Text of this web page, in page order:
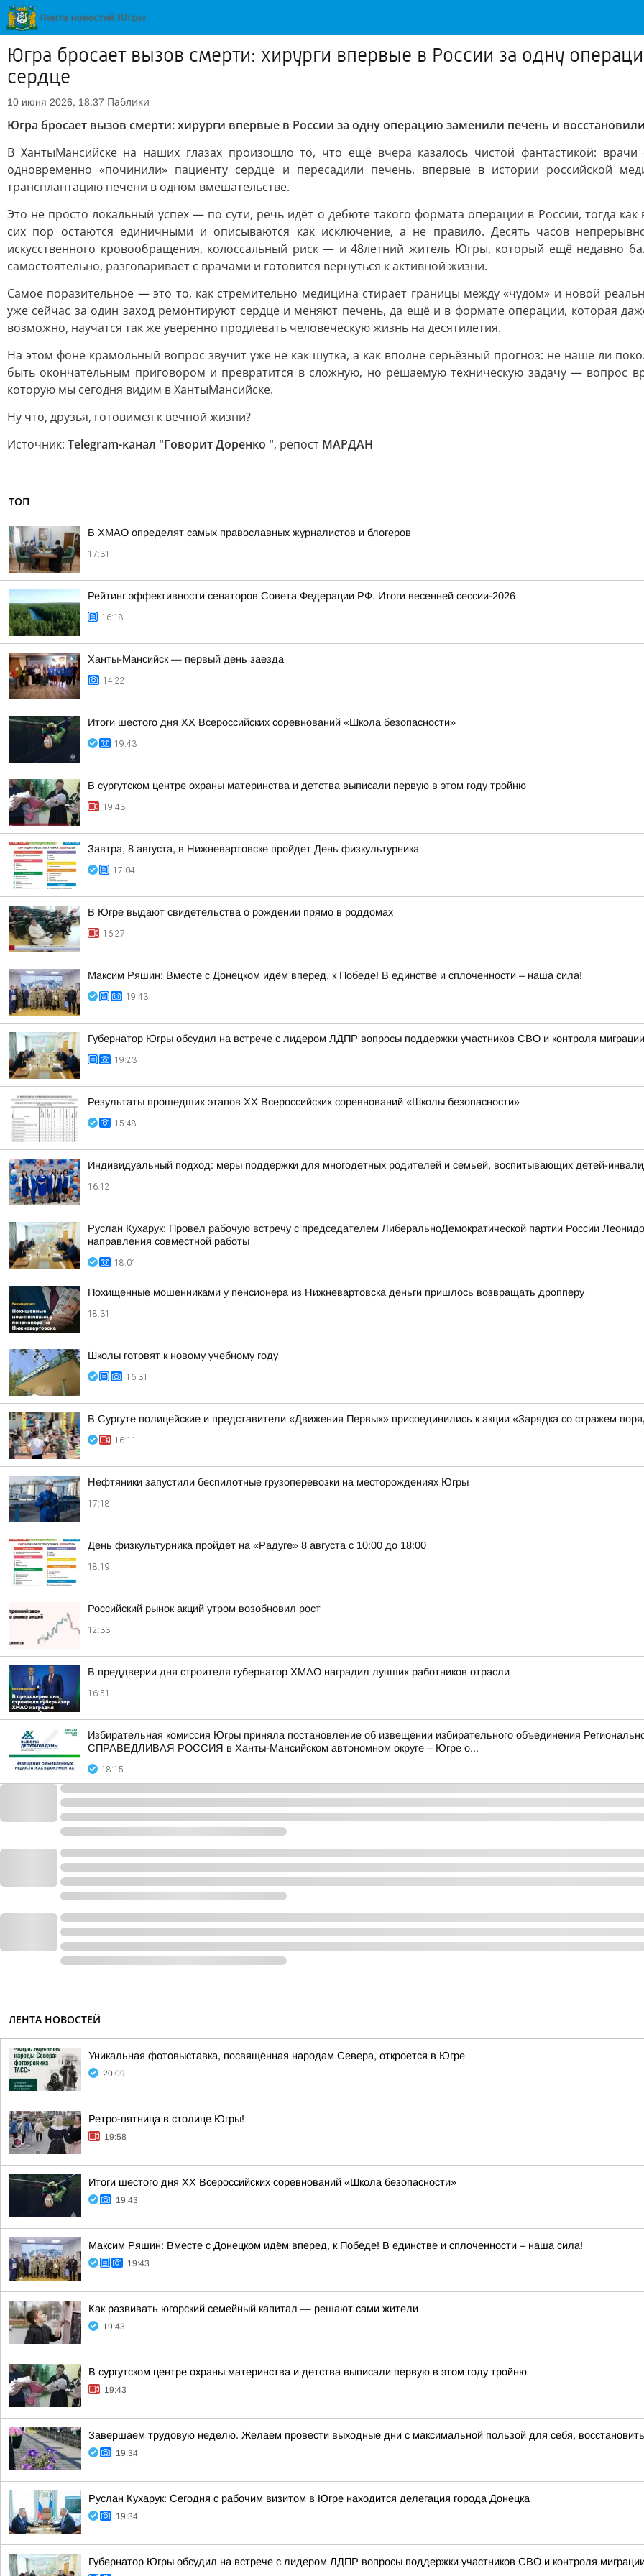
Югра бросает вызов смерти: хирурги впервые в России за одну
сердце
10 июня 2026, 18:37 Паблики
Югра бросает вызов смерти: хирурги впервые в России за одну операцию заменили печень и
В ХантыМансийске на наших глазах произошло то, что ещё вчера казалось чистой фантастикой:
одновременно «починили» пациенту сердце и пересадили печень, впервые в истории российской
трансплантацию печени в одном вмешательстве.
Это не просто локальный успех — по сути, речь идёт о дебюте такого формата операции в России, тогда
сих пор остаются единичными и описываются как исключение, а не правило. Десять часов
искусственного кровообращения, колоссальный риск — и 48летний житель Югры, который ещё недавно
самостоятельно, разговаривает с врачами и готовится вернуться к активной жизни.
Самое поразительное — это то, как стремительно медицина стирает границы между «чудом» и новой
уже сейчас за один заход ремонтируют сердце и меняют печень, да ещё и в формате операции, которая
возможно, научатся так же уверенно продлевать человеческую жизнь на десятилетия.
На этом фоне крамольный вопрос звучит уже не как шутка, а как вполне серьёзный прогноз: не наше ли
быть окончательным приговором и превратится в сложную, но решаемую техническую задачу — вопрос
которую мы сегодня видим в ХантыМансийске.
Ну что, друзья, готовимся к вечной жизни?
Источник: Telegram-канал "Говорит Доренко ", репост МАРДАН
ТОП
В ХМАО определят самых православных журналистов и блогеров
17:31
Рейтинг эффективности сенаторов Совета Федерации РФ. Итоги весенней сессии-2026
16:18
Ханты-Мансийск — первый день заезда
14:22
Итоги шестого дня XX Всероссийских соревнований «Школа безопасности»
19:43
В сургутском центре охраны материнства и детства выписали первую в этом году тройню
19:43
Завтра, 8 августа, в Нижневартовске пройдет День физкультурника
17:04
В Югре выдают свидетельства о рождении прямо в роддомах
16:27
Максим Ряшин: Вместе с Донецком идём вперед, к Победе! В единстве и сплоченности – наша сила!
19:43
Губернатор Югры обсудил на встрече с лидером ЛДПР вопросы поддержки участников СВО и контроля миграции
19:23
Результаты прошедших этапов ХХ Всероссийских соревнований «Школы безопасности»
15:48
Индивидуальный подход: меры поддержки для многодетных родителей и семьей, воспитывающих детей-
16:12
Руслан Кухарук: Провел рабочую встречу с председателем ЛиберальноДемократической партии России
направления совместной работы
18:01
Похищенные мошенниками у пенсионера из Нижневартовска деньги пришлось возвращать дропперу
18:31
Школы готовят к новому учебному году
16:31
В Сургуте полицейские и представители «Движения Первых» присоединились к акции «Зарядка со стражем
16:11
Нефтяники запустили беспилотные грузоперевозки на месторождениях Югры
17:18
День физкультурника пройдет на «Радуге» 8 августа с 10:00 до 18:00
18:19
Российский рынок акций утром возобновил рост
12:33
В преддверии дня строителя губернатор ХМАО наградил лучших работников отрасли
16:51
Избирательная комиссия Югры приняла постановление об извещении избирательного объединения
СПРАВЕДЛИВАЯ РОССИЯ в Ханты-Мансийском автономном округе – Югре о...
18:15
ЛЕНТА НОВОСТЕЙ
Уникальная фотовыставка, посвящённая народам Севера, откроется в Югре
20:09
Ретро-пятница в столице Югры!
19:58
Итоги шестого дня XX Всероссийских соревнований «Школа безопасности»
19:43
Максим Ряшин: Вместе с Донецком идём вперед, к Победе! В единстве и сплоченности – наша сила!
19:43
Как развивать югорский семейный капитал — решают сами жители
19:43
В сургутском центре охраны материнства и детства выписали первую в этом году тройню
19:43
Завершаем трудовую неделю. Желаем провести выходные дни с максимальной пользой для себя,
19:34
Руслан Кухарук: Сегодня с рабочим визитом в Югре находится делегация города Донецка
19:34
Губернатор Югры обсудил на встрече с лидером ЛДПР вопросы поддержки участников СВО и контроля